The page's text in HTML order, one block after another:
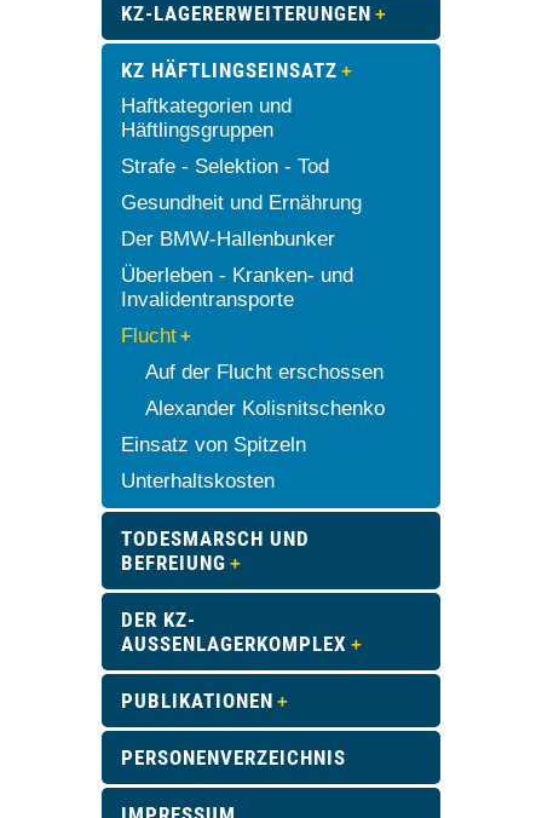
KZ-LAGERERWEITERUNGEN
KZ HÄFTLINGSEINSATZ
Haftkategorien und
Häftlingsgruppen
Strafe - Selektion - Tod
Gesundheit und Ernährung
Der BMW-Hallenbunker
Überleben - Kranken- und
Invalidentransporte
Flucht
Auf der Flucht erschossen
Alexander Kolisnitschenko
Einsatz von Spitzeln
Unterhaltskosten
TODESMARSCH UND
BEFREIUNG
DER KZ-
AUSSENLAGERKOMPLEX
PUBLIKATIONEN
PERSONENVERZEICHNIS